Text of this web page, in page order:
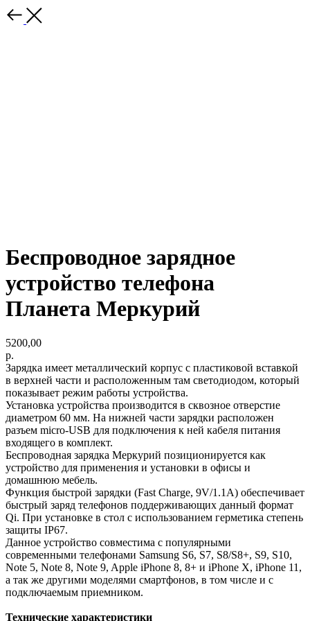
Беспроводное зарядное
устройство телефона
Планета Меркурий
5200,00
р.
Зарядка имеет металлический корпус с пластиковой вставкой
в верхней части и расположенным там светодиодом, который
показывает режим работы устройства.
Установка устройства производится в сквозное отверстие
диаметром 60 мм. На нижней части зарядки расположен
разъем micro-USB для подключения к ней кабеля питания
входящего в комплект.
Беспроводная зарядка Меркурий позиционируется как
устройство для применения и установки в офисы и
домашнюю мебель.
Функция быстрой зарядки (Fast Charge, 9V/1.1A) обеспечивает
быстрый заряд телефонов поддерживающих данный формат
Qi. При установке в стол с использованием герметика степень
защиты IP67.
Данное устройство совместима с популярными
современными телефонами Samsung S6, S7, S8/S8+, S9, S10,
Note 5, Note 8, Note 9, Apple iPhone 8, 8+ и iPhone X, iPhone 11,
а так же другими моделями смартфонов, в том числе и с
подключаемым приемником.
Технические характеристики